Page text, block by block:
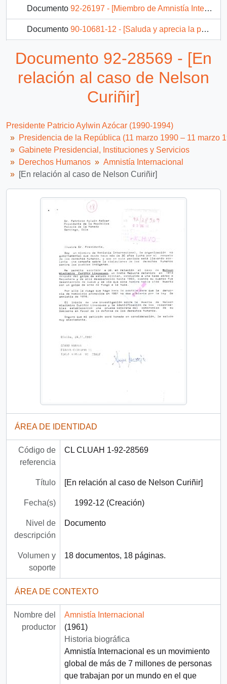
Documento 92-26197 - [Miembro de Amnistía Internacional se opone a la pena de muerte y solicita clemencia para condenado]
Documento 90-10681-12 - [Saluda y aprecia la puesta en marcha de la Comisión de Verdad y Reconciliación]
92-28341 - [Carta por petición de Justicia por detenidos desaparecidos indígenas]
115 más...
Documento 92-28569 - [En
relación al caso de Nelson
Curiñir]
Presidente Patricio Aylwin Azócar (1990-1994)
Presidencia de la República (11 marzo 1990 – 11 marzo
Gabinete Presidencial, Instituciones y Servicios
Derechos Humanos
Amnistía Internacional
[En relación al caso de Nelson Curiñir]
ÁREA DE IDENTIDAD
Código de
referencia
CL CLUAH 1-92-28569
Título [En relación al caso de Nelson Curiñir]
Fecha(s) 1992-12 (Creación)
Nivel de
descripción
Documento
Volumen y
soporte
18 documentos, 18 páginas.
ÁREA DE CONTEXTO
Nombre del
productor
Amnistía Internacional
(1961)
Historia biográfica
Amnistía Internacional es un movimiento
global de más de 7 millones de personas
que trabajan por un mundo en el que